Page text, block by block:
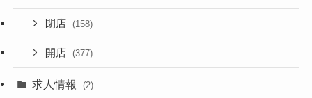
閉店 (158)
開店 (377)
求人情報 (2)